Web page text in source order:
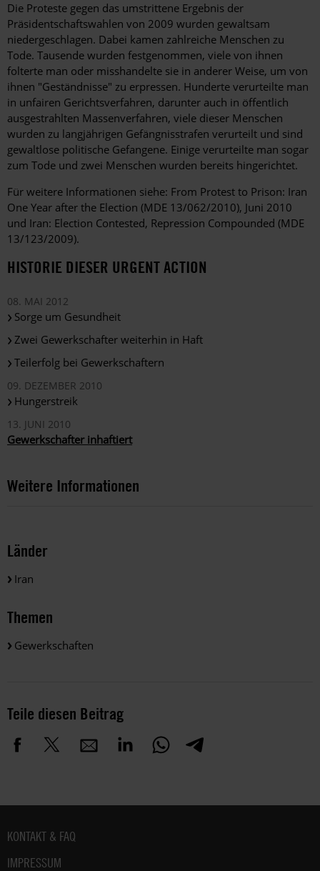
Die Proteste gegen das umstrittene Ergebnis der
Präsidentschaftswahlen von 2009 wurden gewaltsam
niedergeschlagen. Dabei kamen zahlreiche Menschen zu
Tode. Tausende wurden festgenommen, viele von ihnen
folterte man oder misshandelte sie in anderer Weise, um von
ihnen "Geständnisse" zu erpressen. Hunderte verurteilte man
in unfairen Gerichtsverfahren, darunter auch in öffentlich
ausgestrahlten Massenverfahren, viele dieser Menschen
wurden zu langjährigen Gefängnisstrafen verurteilt und sind
gewaltlose politische Gefangene. Einige verurteilte man sogar
zum Tode und zwei Menschen wurden bereits hingerichtet.
Für weitere Informationen siehe: From Protest to Prison: Iran
One Year after the Election (MDE 13/062/2010), Juni 2010
und Iran: Election Contested, Repression Compounded (MDE
13/123/2009).
HISTORIE DIESER URGENT ACTION
08. MAI 2012
Sorge um Gesundheit
Zwei Gewerkschafter weiterhin in Haft
Teilerfolg bei Gewerkschaftern
09. DEZEMBER 2010
Hungerstreik
13. JUNI 2010
Gewerkschafter inhaftiert
Weitere Informationen
Länder
Iran
Themen
Gewerkschaften
Teile diesen Beitrag
Fußbereich
KONTAKT & FAQ
IMPRESSUM